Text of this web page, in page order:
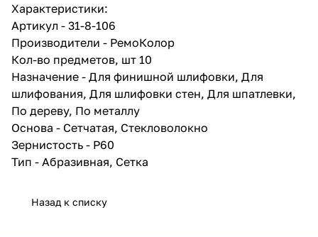
часто используют специальную
терку, на которой с помощью
зажимов закрепляется абразив.
Прокладка из вспененного
материала обеспечивает более
плотное прилегание
шлифовального полотна.
Зернистость: Р60
Характеристики:
Артикул - 31-8-106
Производители - РемоКолор
Кол-во предметов, шт 10
Назначение - Для финишной шлифовки, Для
шлифования, Для шлифовки стен, Для шпатлевки,
По дереву, По металлу
Основа - Сетчатая, Стекловолокно
Зернистость - P60
Тип - Абразивная, Сетка
Назад к списку